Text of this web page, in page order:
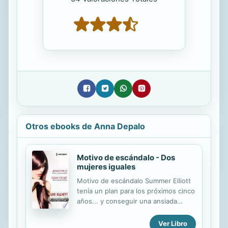
Otros ebooks de Anna Depalo
Motivo de escándalo - Dos
mujeres iguales
Motivo de escándalo Summer Elliott
tenía un plan para los próximos cinco
años... y conseguir una ansiada
parte del plan. Pero acostarse con la
Ver Libro